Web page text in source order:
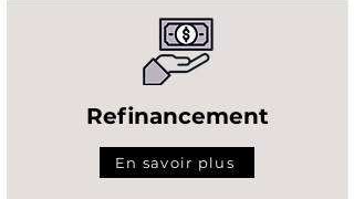
Refinancement
En savoir plus